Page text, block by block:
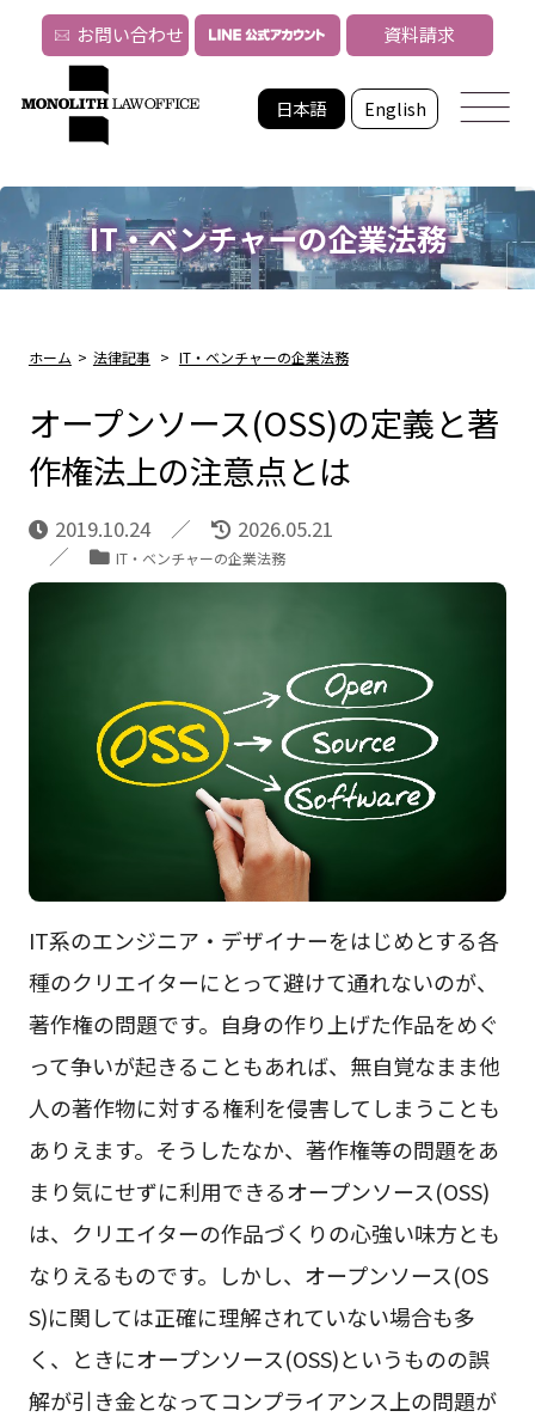
日本語 English
お問い合わせ 資料請求
IT・ベンチャーの企業法務
ホーム > 法律記事 > IT・ベンチャーの企業法務
オープンソース(OSS)の定義と著
作権法上の注意点とは
2019.10.24 2026.05.21
IT・ベンチャーの企業法務
IT系のエンジニア・デザイナーをはじめとする各
種のクリエイターにとって避けて通れないのが、
著作権の問題です。自身の作り上げた作品をめぐ
って争いが起きることもあれば、無自覚なまま他
人の著作物に対する権利を侵害してしまうことも
ありえます。そうしたなか、著作権等の問題をあ
まり気にせずに利用できるオープンソース(OSS)
は、クリエイターの作品づくりの心強い味方とも
なりえるものです。しかし、オープンソース(OS
S)に関しては正確に理解されていない場合も多
く、ときにオープンソース(OSS)というものの誤
解が引き金となってコンプライアンス上の問題が